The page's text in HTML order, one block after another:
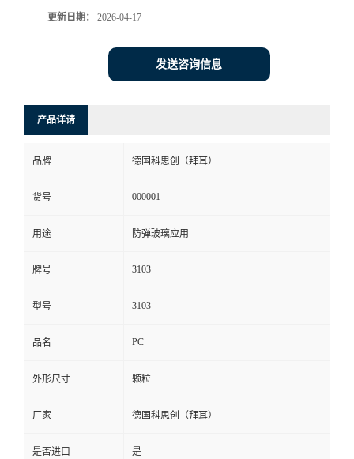
留
言
更新日期： 2026-04-17
发送咨询信息
产品详请
品牌 德国科思创（拜耳）
货号 000001
用途 防弹玻璃应用
牌号 3103
型号 3103
品名 PC
外形尺寸 颗粒
厂家 德国科思创（拜耳）
是否进口 是